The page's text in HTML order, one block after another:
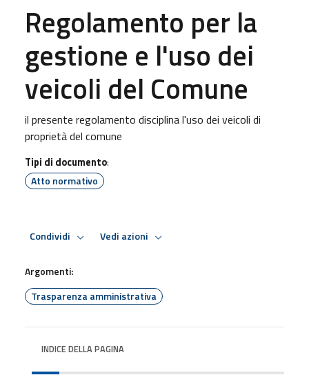
Regolamento per la
gestione e l'uso dei
veicoli del Comune
il presente regolamento disciplina l'uso dei veicoli di
proprietà del comune
Tipi di documento:
Atto normativo
Condividi Vedi azioni
Argomenti:
Trasparenza amministrativa
INDICE DELLA PAGINA